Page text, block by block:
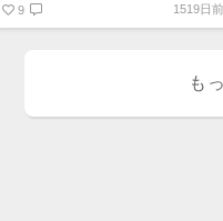
光のセイコーハウスギンザで当日枠
があるかも！
9 1519日前
も